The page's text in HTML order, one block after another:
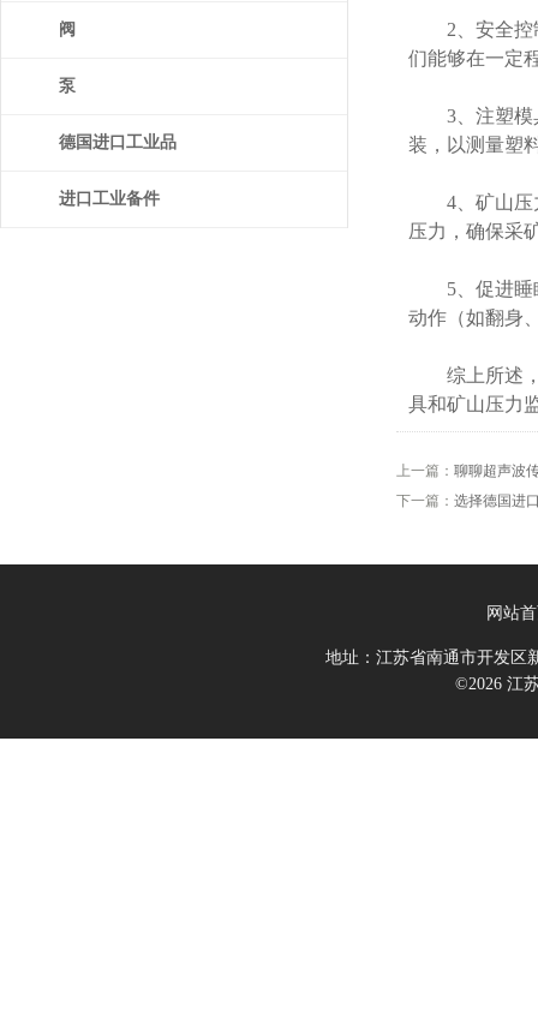
阀
泵
德国进口工业品
进口工业备件
2、安全控制
们能够在一定
3、注塑模具
装，以测量塑
4、矿山压力
压力，确保采
5、促进睡眠
动作（如翻身
综上所述，
具和矿山压力
上一篇： 聊聊超声波
下一篇： 选择德国进
网站
地址：江苏省南通市开发区
©2026 江